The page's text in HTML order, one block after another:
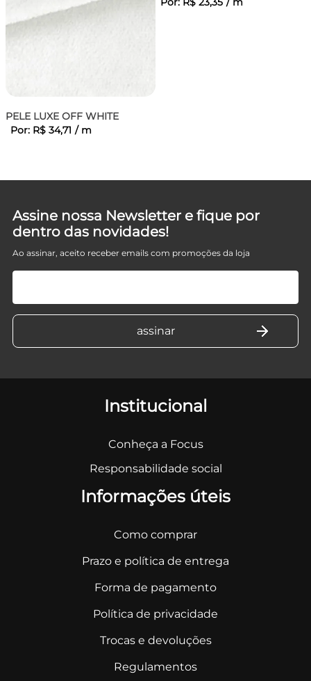
PELE LUXE OFF WHITE
Por: R$ 34,71 / m
Assine nossa Newsletter e fique por
dentro das novidades!
Ao assinar, aceito receber emails com promoções da loja
Institucional
Conheça a Focus
Responsabilidade social
Informações úteis
Como comprar
Prazo e política de entrega
Forma de pagamento
Política de privacidade
Trocas e devoluções
Regulamentos